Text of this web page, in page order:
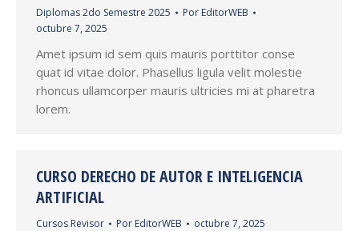
Diplomas 2do Semestre 2025 Por EditorWEB
octubre 7, 2025
Amet ipsum id sem quis mauris porttitor conse
quat id vitae dolor. Phasellus ligula velit molestie
rhoncus ullamcorper mauris ultricies mi at pharetra
lorem.
CURSO DERECHO DE AUTOR E INTELIGENCIA
ARTIFICIAL
Cursos Revisor Por EditorWEB octubre 7, 2025